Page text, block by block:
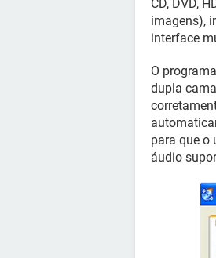
CD, DVD,
imagens),
interface
O
dupla
para que o
áudio